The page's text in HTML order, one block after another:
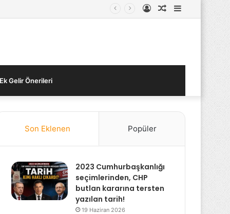
Kenar
Bölmesi
Rastgele
Kayıt
Gelir Önerileri
Son Eklenen Popüler
2023 Cumhurbaşkanlığı
seçimlerinden, CHP
butlan kararına tersten
yazılan tarih!
19 Haziran 2026